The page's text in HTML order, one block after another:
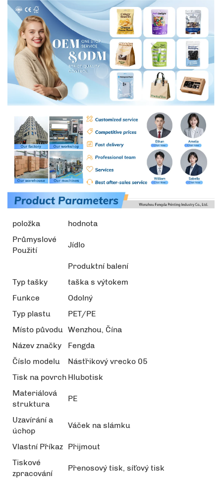
položka
hodnota
Průmyslové
Použití
Jídlo
Produktní balení
Typ tašky
taška s výtokem
Funkce
Odolný
Typ plastu
PET/PE
Místo původu Wenzhou, Čína
Název značky
Fengda
Číslo modelu
Nástřikový vrecko 05
Tisk na povrch Hlubotisk
Materiálová
struktura
PE
Uzavírání a
úchop
Váček na slámku
Vlastní Příkaz Přijmout
Tiskové
zpracování
Přenosový tisk, síťový tisk